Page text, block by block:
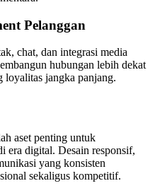
Pelanggan
chat, dan integrasi media
hubungan lebih dekat
loyalitas jangka panjang.
aset penting untuk
era digital. Desain responsif,
yang konsisten
sekaligus kompetitif.